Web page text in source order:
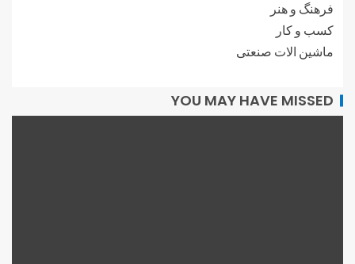
فرهنگ و هنر
کسب و کار
ماشین الات صنعتی
YOU MAY HAVE MISSED